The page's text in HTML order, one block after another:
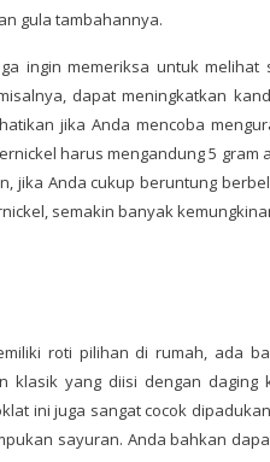
gula tambahannya.
ingin memeriksa untuk
dapat meningkatkan
jika Anda mencoba
harus mengandung 5
jika Anda cukup beruntung
semakin banyak
roti pilihan di rumah, ada
klasik yang diisi dengan
ini juga sangat cocok
sayuran. Anda bahkan